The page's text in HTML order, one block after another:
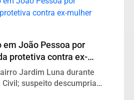
em João Pessoa por
protetiva contra ex-
Jardim Luna durante
suspeito descumpria
à violência doméstica